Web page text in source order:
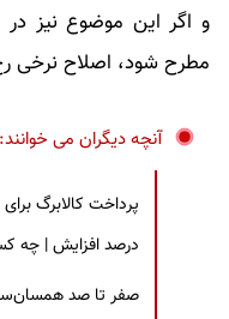
و اگر این موضوع نیز در
مطرح شود، اصلاح نرخی
آنچه دیگران می خوانند:
درصد افزایش | چه
صفر تا صد